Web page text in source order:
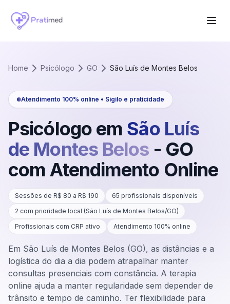
Home Psicólogo GO São Luís de Montes Belos
Atendimento 100% online • Sigilo e praticidade
Psicólogo em São Luís
de Montes Belos - GO
com Atendimento Online
Sessões de R$ 80 a R$ 190 65 profissionais disponíveis
2 com prioridade local (São Luís de Montes Belos/GO)
Profissionais com CRP ativo
Atendimento 100% online
Em São Luís de Montes Belos (GO), as distâncias e a
logística do dia a dia podem atrapalhar manter
consultas presenciais com constância. A terapia
online ajuda a manter regularidade sem depender de
trânsito e tempo de caminho. Ter flexibilidade para